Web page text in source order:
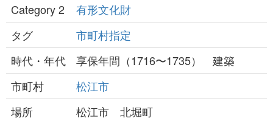
Category 2
有形文化財
タグ
市町村指定
時代・年代
享保年間（1716〜1735） 建築
市町村
松江市
場所
松江市 北堀町